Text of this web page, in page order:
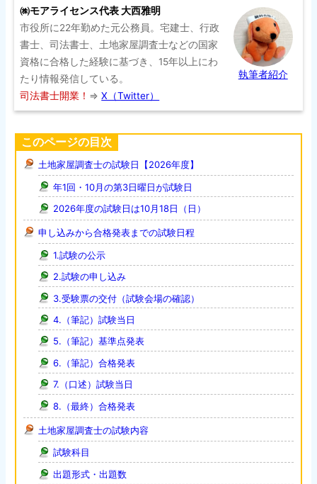
㈱モアライセンス代表 大西雅明
市役所に22年勤めた元公務員。宅建士、行政
書士、司法書士、土地家屋調査士などの国家
資格に合格した経験に基づき、15年以上にわ
たり情報発信している。
司法書士開業！ ⇒X（Twitter）
執筆者紹介
このページの目次
土地家屋調査士の試験日【2026年度】
年1回・10月の第3日曜日が試験日
2026年度の試験日は10月18日（日）
申し込みから合格発表までの試験日程
1.試験の公示
2.試験の申し込み
3.受験票の交付（試験会場の確認）
4.（筆記）試験当日
5.（筆記）基準点発表
6.（筆記）合格発表
7.（口述）試験当日
8.（最終）合格発表
土地家屋調査士の試験内容
試験科目
出題形式・出題数